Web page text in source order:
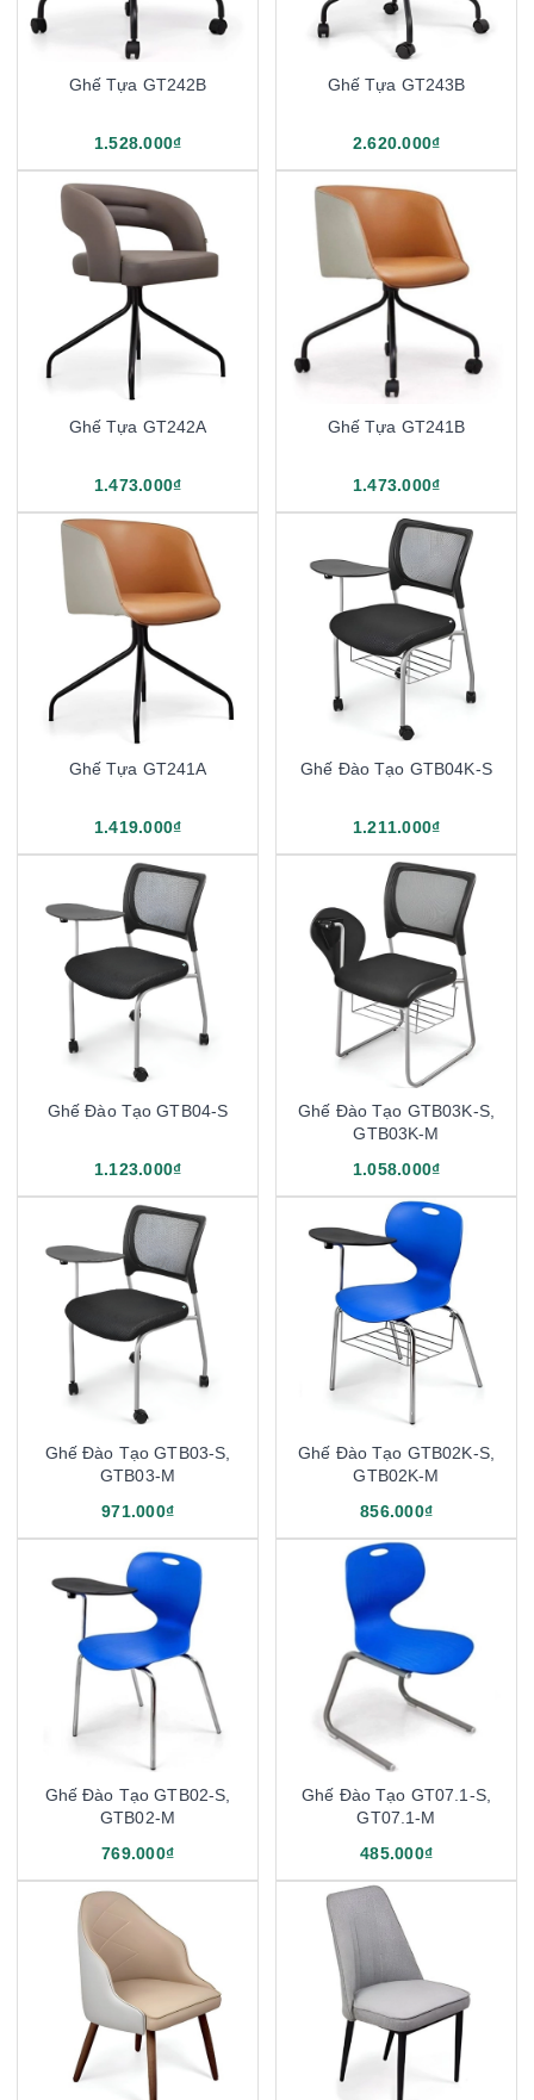
Ghế Tựa GT242B
1.528.000₫
Ghế Tựa GT243B
2.620.000₫
Ghế Tựa GT242A
1.473.000₫
Ghế Tựa GT241B
1.473.000₫
Ghế Tựa GT241A
1.419.000₫
Ghế Đào Tạo GTB04K-S
1.211.000₫
Ghế Đào Tạo GTB04-S
1.123.000₫
Ghế Đào Tạo GTB03K-S,
GTB03K-M
1.058.000₫
Ghế Đào Tạo GTB03-S,
GTB03-M
971.000₫
Ghế Đào Tạo GTB02K-S,
GTB02K-M
856.000₫
Ghế Đào Tạo GTB02-S,
GTB02-M
769.000₫
Ghế Đào Tạo GT07.1-S,
GT07.1-M
485.000₫